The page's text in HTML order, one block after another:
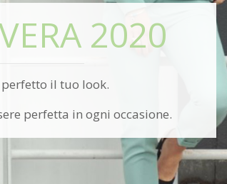
2020
il tuo look.
perfetta in ogni occasione.